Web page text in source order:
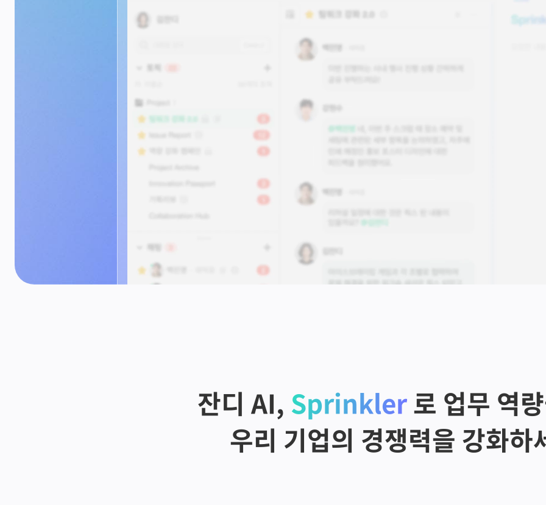
잔디 AI, Sprinkler 로 업무 역
우리 기업의 경쟁력을 강화하